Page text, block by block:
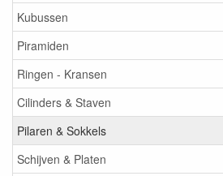
Kubussen
Piramiden
Ringen - Kransen
Cilinders & Staven
Pilaren & Sokkels
Schijven & Platen